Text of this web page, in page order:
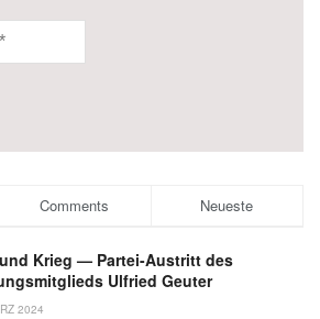
Comments Neueste
Krieg — Partei-Austritt des
Ulfried Geuter
2024